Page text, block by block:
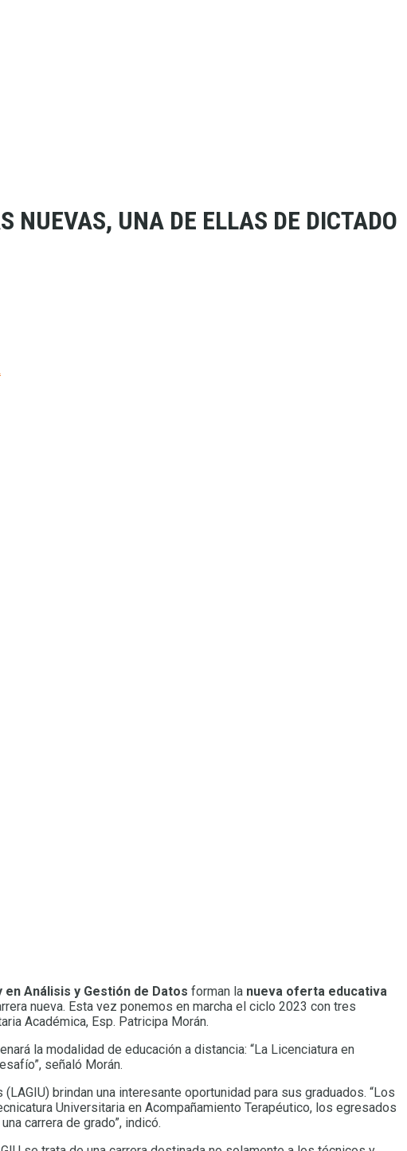
NUEVAS, UNA DE ELLAS DE DICTADO
Análisis y Gestión de Datos forman la nueva oferta educativa
nueva. Esta vez ponemos en marcha el ciclo 2023 con tres
Académica, Esp. Patricipa Morán.
la modalidad de educación a distancia: “La Licenciatura en
señaló Morán.
brindan una interesante oportunidad para sus graduados. “Los
Universitaria en Acompañamiento Terapéutico, los egresados
carrera de grado”, indicó.